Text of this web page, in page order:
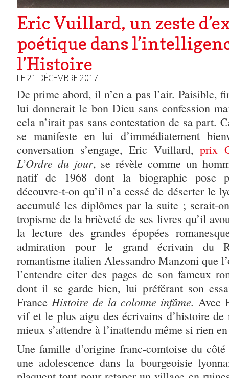
Eric Vuillard, un zeste
poétique dans
l’Histoire
LE 21 DÉCEMBRE 2017
De prime abord, il n’en a pas l’air. Paisible,
lui donnerait le bon Dieu sans confession
cela n’irait pas sans contestation de sa part.
se manifeste en lui d’immédiatement
conversation s’engage, Eric Vuillard,prix
L’Ordre du jour, se révèle comme un
natif de 1968 dont la biographie pose
découvre-t-on qu’il n’a cessé de déserter le
accumulé les diplômes par la suite ; serait-
tropisme de la brièveté de ses livres qu’il
la lecture des grandes épopées
admiration pour le grand écrivain du
romantisme italien Alessandro Manzoni que
l’entendre citer des pages de son fameux
dont il se garde bien, lui préférant son
FranceHistoire de la colonne infâme. Avec
vif et le plus aigu des écrivains d’histoire
mieux s’attendre à l’inattendu même si rien
Une famille d’origine franc-comtoise du
une adolescence dans la bourgeoisie